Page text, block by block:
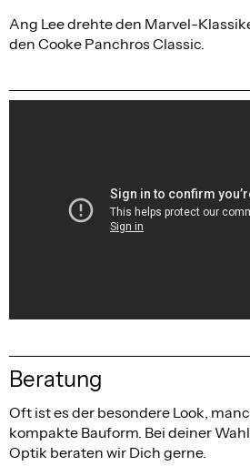
Ang Lee drehte den Marvel-
den Cooke Panchros Classic.
Beratung
Oft ist es der besondere Look,
kompakte Bauform. Bei deiner
Optik beraten wir Dich gerne.